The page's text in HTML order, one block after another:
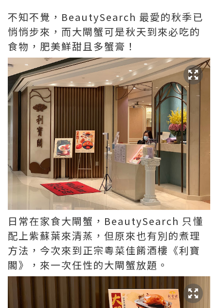
不知不覺，BeautySearch 最愛的秋季已
悄悄步來，而大閘蟹可是秋天到來必吃的
食物，肥美鮮甜且多蟹膏！
日常在家食大閘蟹，BeautySearch 只懂
配上紫蘇葉來清蒸，但原來也有別的煮理
方法，今次來到正宗粵菜佳餚酒樓《利寶
閣》，來一次任性的大閘蟹放題。